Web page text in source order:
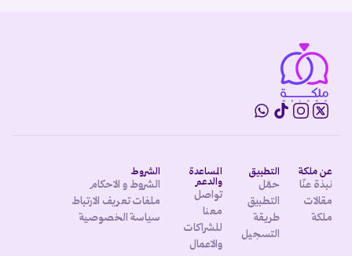
عن ملكة
نبذة عنّا
مقالات
ملكة
التطبيق
حمّل
التطبيق
طريقة
التسجيل
المساعدة
والدعم
تواصل
معنا
للشراكات
والاعمال
الشروط
الشروط و الاحكام
ملفات تعريف الارتباط
سياسة الخصوصية